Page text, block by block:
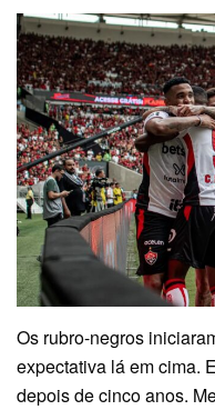
Os rubro-negros
expectativa lá em cima.
depois de cinco anos.